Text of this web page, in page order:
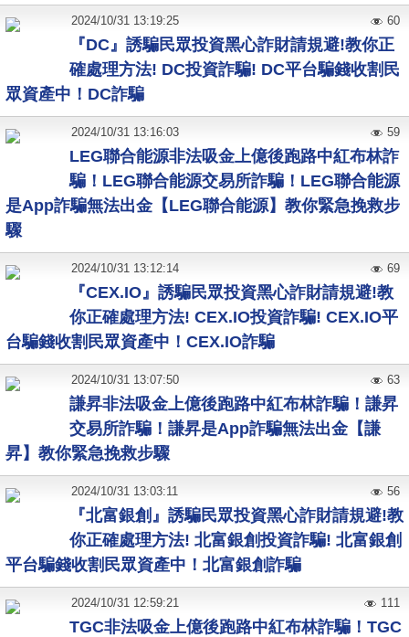
『DC』誘騙民眾投資黑心詐財請規避!教你正
確處理方法! DC投資詐騙! DC平台騙錢收割民
眾資產中！DC詐騙
2024/10/31 13:19:25 60
LEG聯合能源非法吸金上億後跑路中紅布林詐
騙！LEG聯合能源交易所詐騙！LEG聯合能源
是App詐騙無法出金【LEG聯合能源】教你緊急挽救步
驟
2024/10/31 13:16:03 59
『CEX.IO』誘騙民眾投資黑心詐財請規避!教
你正確處理方法! CEX.IO投資詐騙! CEX.IO平
台騙錢收割民眾資產中！CEX.IO詐騙
2024/10/31 13:12:14 69
謙昇非法吸金上億後跑路中紅布林詐騙！謙昇
交易所詐騙！謙昇是App詐騙無法出金【謙
昇】教你緊急挽救步驟
2024/10/31 13:07:50 63
『北富銀創』誘騙民眾投資黑心詐財請規避!教
你正確處理方法! 北富銀創投資詐騙! 北富銀創
平台騙錢收割民眾資產中！北富銀創詐騙
2024/10/31 13:03:11 56
TGC非法吸金上億後跑路中紅布林詐騙！TGC
2024/10/31 12:59:21 111